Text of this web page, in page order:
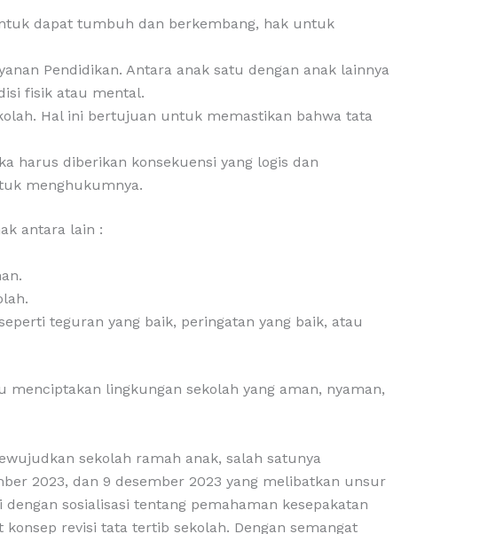
dapat tumbuh dan berkembang, hak untuk
Pendidikan. Antara anak satu dengan anak lainnya
fisik atau mental.
Hal ini bertujuan untuk memastikan bahwa tata
harus diberikan konsekuensi yang logis dan
menghukumnya.
antara lain :
teguran yang baik, peringatan yang baik, atau
lingkungan sekolah yang aman, nyaman,
sekolah ramah anak, salah satunya
2023, dan 9 desember 2023 yang melibatkan unsur
sosialisasi tentang pemahaman kesepakatan
revisi tata tertib sekolah. Dengan semangat